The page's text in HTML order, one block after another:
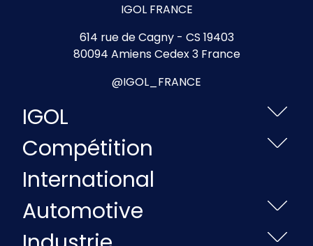
IGOL FRANCE
614 rue de Cagny - CS 19403
80094 Amiens Cedex 3 France
@IGOL_FRANCE
IGOL
Compétition
International
Automotive